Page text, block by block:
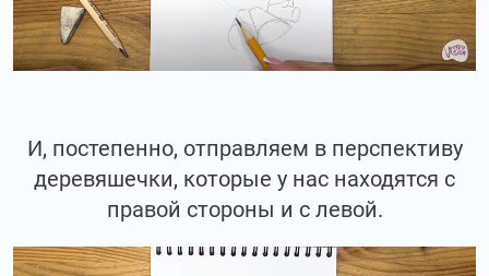
И, постепенно, отправляем в перспективу
деревяшечки, которые у нас находятся с
правой стороны и с левой.